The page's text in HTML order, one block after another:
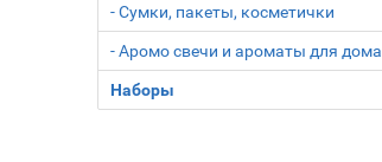
- Сумки, пакеты, косметички
- Аромо свечи и ароматы для дома
Наборы